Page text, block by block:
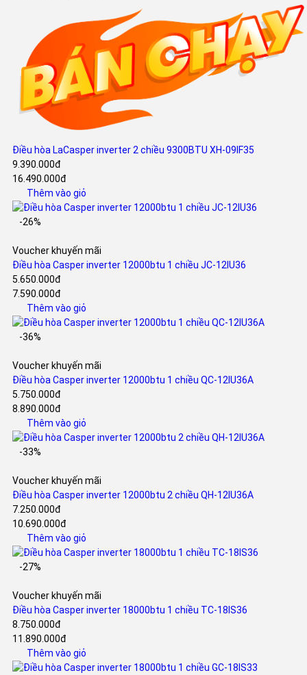
Điều hòa LaCasper inverter 2 chiều 9300BTU XH-09IF35
9.390.000đ
16.490.000đ
Thêm vào giỏ
-26%
Voucher khuyến mãi
Điều hòa Casper inverter 12000btu 1 chiều JC-12IU36
5.650.000đ
7.590.000đ
Thêm vào giỏ
-36%
Voucher khuyến mãi
Điều hòa Casper inverter 12000btu 1 chiều QC-12IU36A
5.750.000đ
8.890.000đ
Thêm vào giỏ
-33%
Voucher khuyến mãi
Điều hòa Casper inverter 12000btu 2 chiều QH-12IU36A
7.250.000đ
10.690.000đ
Thêm vào giỏ
-27%
Voucher khuyến mãi
Điều hòa Casper inverter 18000btu 1 chiều TC-18IS36
8.750.000đ
11.890.000đ
Thêm vào giỏ